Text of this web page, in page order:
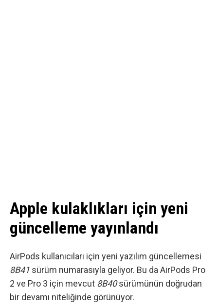
Apple kulaklıkları için yeni
güncelleme yayınlandı
AirPods kullanıcıları için yeni yazılım güncellemesi
8B41 sürüm numarasıyla geliyor. Bu da AirPods Pro
2 ve Pro 3 için mevcut 8B40sürümünün doğrudan
bir devamı niteliğinde görünüyor.